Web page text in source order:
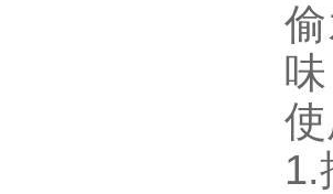
1.​​